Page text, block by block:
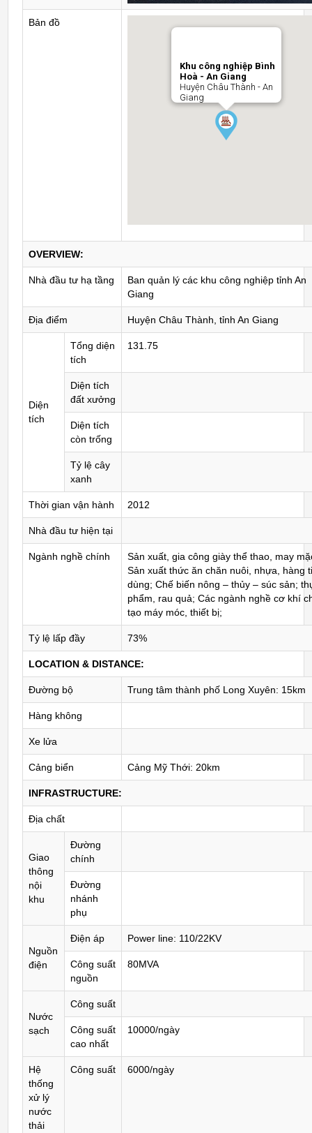
Bản đồ
Khu công nghiệp Bình
Hoà - An Giang
Huyện Châu Thành - An
Giang
OVERVIEW:
Nhà đầu tư hạ tầng
Ban quản lý các khu công nghiệp tỉnh An
Giang
Địa điểm Huyện Châu Thành, tỉnh An Giang
Diện
tích
Tổng diện
tích
131.75
Diện tích
đất xưởng
Diện tích
còn trống
Tỷ lệ cây
xanh
Thời gian vận hành 2012
Nhà đầu tư hiện tại
Ngành nghề chính
Sản xuất, gia công giày thể thao, may
Sản xuất thức ăn chăn nuôi, nhựa, hàng
dùng; Chế biến nông – thủy – súc sản;
phẩm, rau quả; Các ngành nghề cơ khí
tạo máy móc, thiết bị;
Tỷ lệ lấp đầy 73%
LOCATION & DISTANCE:
Đường bộ Trung tâm thành phố Long Xuyên: 15km
Hàng không
Xe lửa
Cảng biển Cảng Mỹ Thới: 20km
INFRASTRUCTURE:
Địa chất
Giao
thông
nội
khu
Đường
chính
Đường
nhánh
phụ
Nguồn
điện
Điện áp Power line: 110/22KV
Công suất
nguồn
80MVA
Nước
sạch
Công suất
Công suất
cao nhất
10000/ngày
Hệ
thống
xử lý
nước
thải
Công suất 6000/ngày